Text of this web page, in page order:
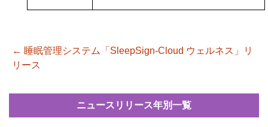
投稿ナビゲーション
← 睡眠管理システム「SleepSign-Cloud ウェルネス」リ
リース
ニュースリリース年別一覧